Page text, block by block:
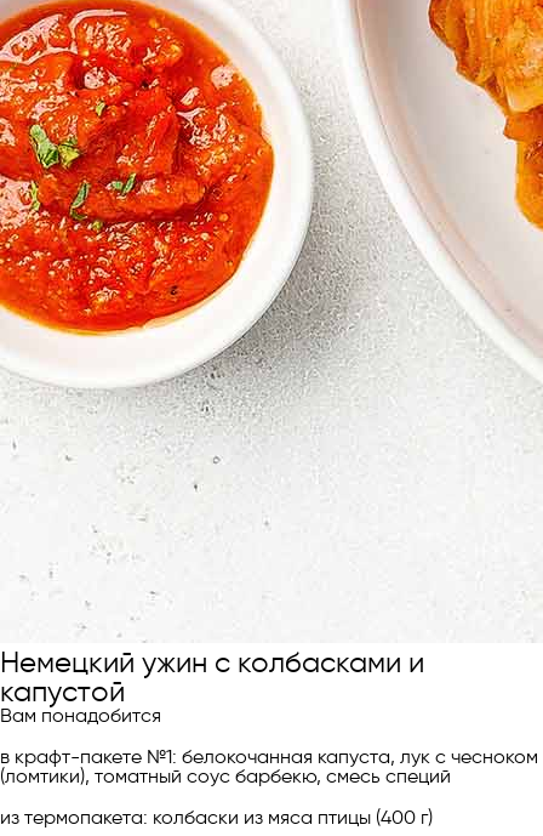
Немецкий ужин с колбасками и
капустой
Вам понадобится
в крафт-пакете №1: белокочанная капуста, лук с чесноком
(ломтики), томатный соус барбекю, смесь специй
из термопакета: колбаски из мяса птицы (400 г)